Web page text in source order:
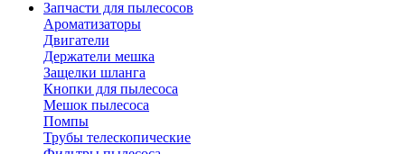
Запчасти для пылесосов
Ароматизаторы
Двигатели
Держатели мешка
Защелки шланга
Кнопки для пылесоса
Мешок пылесоса
Помпы
Трубы телескопические